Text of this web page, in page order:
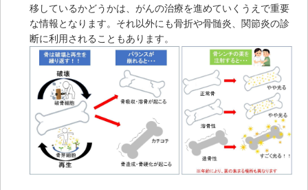
移しているかどうかは、がんの治療を進めていくうえで重要
な情報となります。それ以外にも骨折や骨髄炎、関節炎の診
断に利用されることもあります。